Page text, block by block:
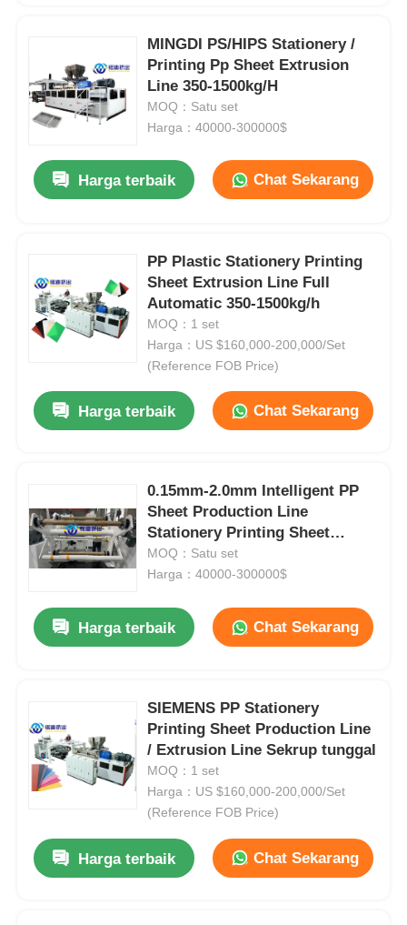
Rumah
Tentang Kami
Tur Pabrik
Kontrol Kualitas
Berita
Minta Kutipan
MINGDI PS/HIPS Stationery /
Printing Pp Sheet Extrusion
Line 350-1500kg/H
MOQ：Satu set
Harga：40000-300000$
Harga terbaik Chat Sekarang
PP Plastic Stationery Printing
Sheet Extrusion Line Full
Automatic 350-1500kg/h
MOQ：1 set
Harga：US $160,000-200,000/Set
(Reference FOB Price)
Harga terbaik Chat Sekarang
0.15mm-2.0mm Intelligent PP
Sheet Production Line
Stationery Printing Sheet
Extrusion Line
MOQ：Satu set
Harga：40000-300000$
Harga terbaik Chat Sekarang
SIEMENS PP Stationery
Printing Sheet Production Line
/ Extrusion Line Sekrup tunggal
MOQ：1 set
Harga：US $160,000-200,000/Set
(Reference FOB Price)
Harga terbaik Chat Sekarang